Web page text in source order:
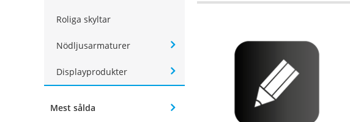
Roliga skyltar
Nödljusarmaturer
Displayprodukter
Mest sålda